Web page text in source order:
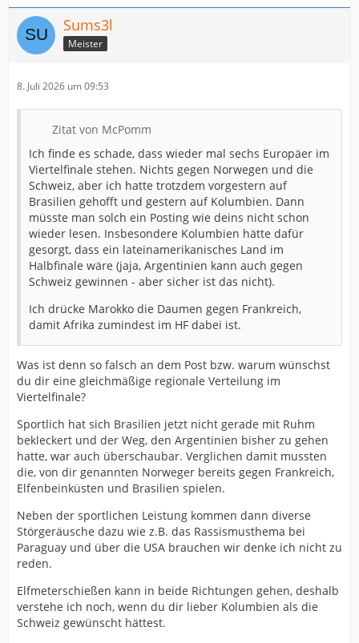
Sums3l
Meister
8. Juli 2026 um 09:53
Zitat von McPomm
Ich finde es schade, dass wieder mal sechs Europäer im
Viertelfinale stehen. Nichts gegen Norwegen und die
Schweiz, aber ich hatte trotzdem vorgestern auf
Brasilien gehofft und gestern auf Kolumbien. Dann
müsste man solch ein Posting wie deins nicht schon
wieder lesen. Insbesondere Kolumbien hätte dafür
gesorgt, dass ein lateinamerikanisches Land im
Halbfinale wäre (jaja, Argentinien kann auch gegen
Schweiz gewinnen - aber sicher ist das nicht).
Ich drücke Marokko die Daumen gegen Frankreich,
damit Afrika zumindest im HF dabei ist.
Was ist denn so falsch an dem Post bzw. warum wünschst
du dir eine gleichmäßige regionale Verteilung im
Viertelfinale?
Sportlich hat sich Brasilien jetzt nicht gerade mit Ruhm
bekleckert und der Weg, den Argentinien bisher zu gehen
hatte, war auch überschaubar. Verglichen damit mussten
die, von dir genannten Norweger bereits gegen Frankreich,
Elfenbeinküsten und Brasilien spielen.
Neben der sportlichen Leistung kommen dann diverse
Störgeräusche dazu wie z.B. das Rassismusthema bei
Paraguay und über die USA brauchen wir denke ich nicht zu
reden.
Elfmeterschießen kann in beide Richtungen gehen, deshalb
verstehe ich noch, wenn du dir lieber Kolumbien als die
Schweiz gewünscht hättest.